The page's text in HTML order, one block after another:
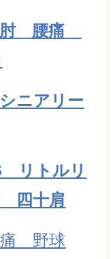
肘 腰痛
ニアリー
リトルリ
四十肩
野球